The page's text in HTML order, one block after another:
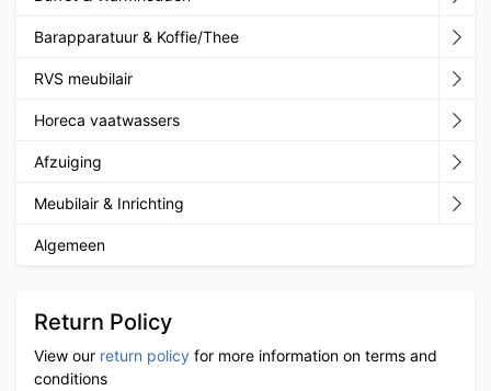
Barapparatuur & Koffie/Thee
RVS meubilair
Horeca vaatwassers
Afzuiging
Meubilair & Inrichting
Algemeen
Return Policy
View our return policy for more information on terms and
conditions